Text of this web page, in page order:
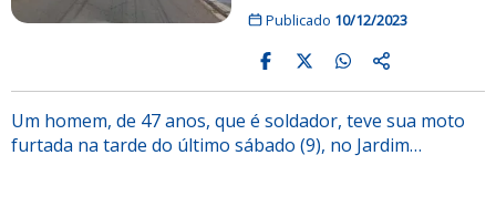
Publicado 10/12/2023
Um homem, de 47 anos, que é soldador, teve sua moto
furtada na tarde do último sábado (9), no Jardim…